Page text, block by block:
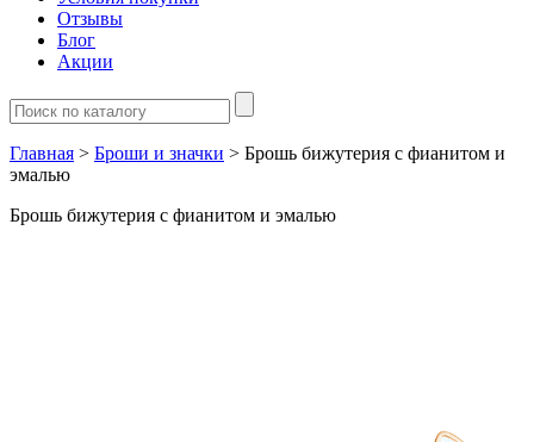
Отзывы
Блог
Акции
Главная > Броши и значки > Брошь бижутерия с фианитом и
эмалью
Брошь бижутерия с фианитом и эмалью